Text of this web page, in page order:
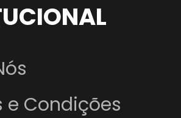
e Condições